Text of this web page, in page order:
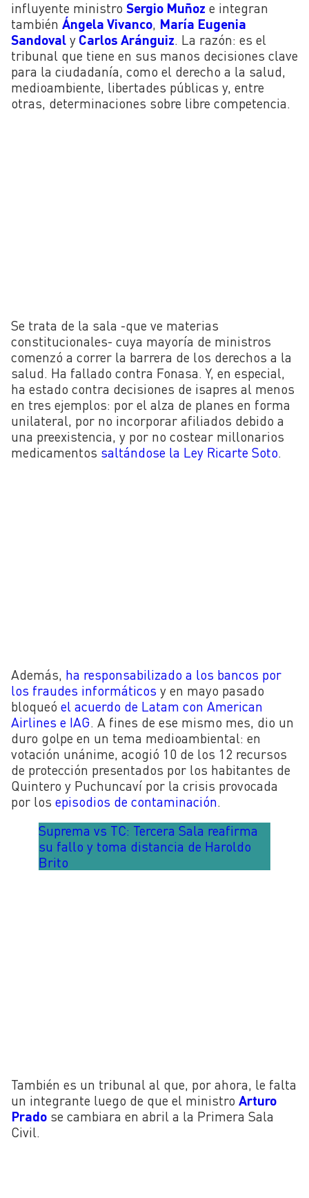
influyente ministro Sergio Muñoz e integran
también Ángela Vivanco María Eugenia
Sandoval y Carlos Aránguiz . La razón: es el
tribunal que tiene en sus manos decisiones clave
para la ciudadanía, como el derecho a la salud,
medioambiente, libertades públicas y, entre
otras, determinaciones sobre libre competencia.
Se trata de la sala -que ve materias
constitucionales- cuya mayoría de ministros
comenzó a correr la barrera de los derechos a la
salud. Ha fallado contra Fonasa. Y, en especial,
ha estado contra decisiones de isapres al menos
en tres ejemplos: por el alza de planes en forma
unilateral, por no incorporar afiliados debido a
una preexistencia, y por no costear millonarios
medicamentos saltándose la Ley Ricarte Soto.
Además, ha responsabilizado a los bancos por
los fraudes informáticos y en mayo pasado
bloqueó el acuerdo de Latam con American
Airlines e IAG. A fines de ese mismo mes, dio un
duro golpe en un tema medioambiental: en
votación unánime, acogió 10 de los 12 recursos
de protección presentados por los habitantes de
Quintero y Puchuncaví por la crisis provocada
por los episodios de contaminación.
Suprema vs TC: Tercera Sala reafirma
su fallo y toma distancia de Haroldo
Brito
También es un tribunal al que, por ahora, le falta
un integrante luego de que el ministro Arturo
Prado se cambiara en abril a la Primera Sala
Civil.